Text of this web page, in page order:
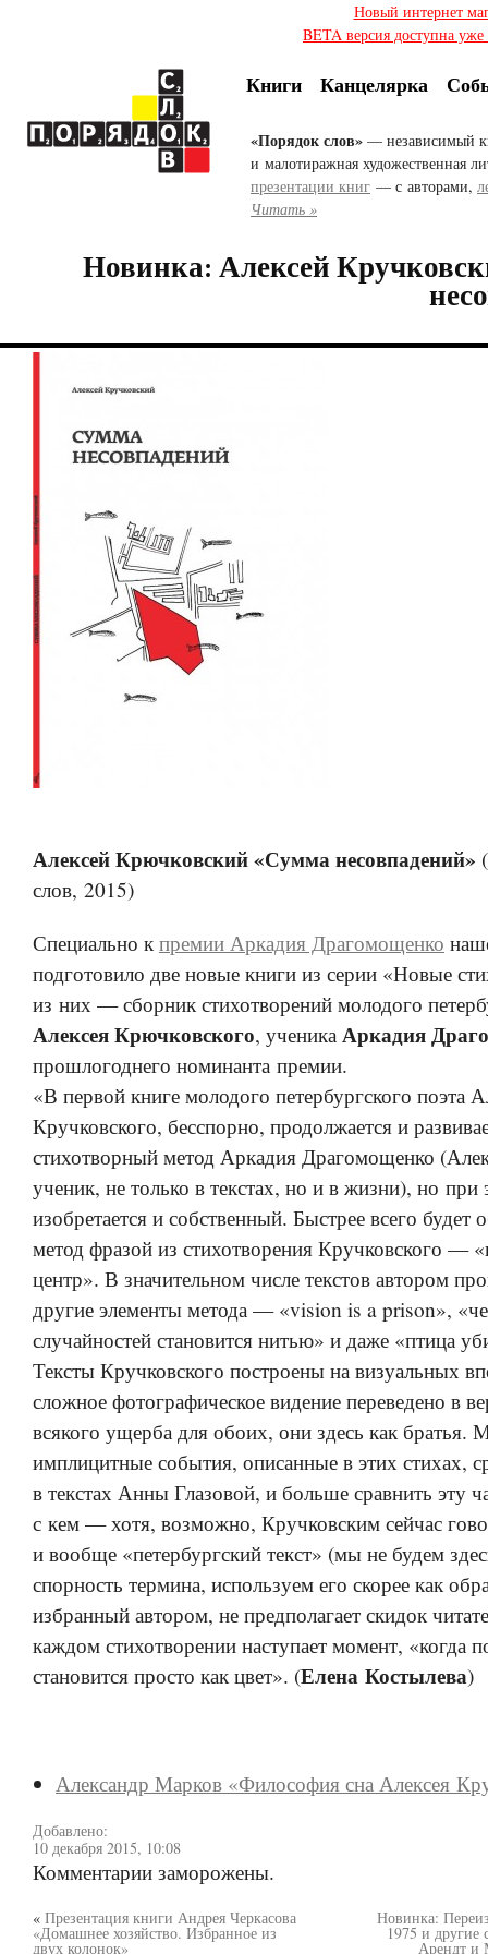
Новый интернет
BETA версия доступна
Книги Канцелярка
«Порядок слов» — независимый
и малотиражная художественная
презентации книг — с авторами,
Читать »
Новинка: Алексей
Алексей Крючковский «Сумма несовпадений»
слов, 2015)
Специально кпремии Аркадия Драгомощенко
подготовило две новые книги из серии «Новые
из них — сборник стихотворений молодого
Алексея Крючковского, ученика Аркадия
прошлогоднего номинанта премии.
«В первой книге молодого петербургского поэта
Кручковского, бесспорно, продолжается и
стихотворный метод Аркадия Драгомощенко
ученик, не только в текстах, но и в жизни), но при
изобретается и собственный. Быстрее всего будет
метод фразой из стихотворения Кручковского —
центр». В значительном числе текстов автором
другие элементы метода — «vision is a prison»,
случайностей становится нитью» и даже «птица
Тексты Кручковского построены на визуальных
сложное фотографическое видение переведено в
всякого ущерба для обоих, они здесь как братья.
имплицитные события, описанные в этих стихах,
в текстах Анны Глазовой, и больше сравнить эту
с кем — хотя, возможно, Кручковским сейчас
и вообще «петербургский текст» (мы не будем
спорность термина, используем его скорее как
избранный автором, не предполагает скидок
каждом стихотворении наступает момент, «когда
становится просто как цвет». (Елена Костылева)
Александр Марков «Философия сна Алексея
Добавлено:
10 декабря 2015, 10:08
Комментарии заморожены.
« Презентация книги Андрея Черкасова
«Домашнее хозяйство. Избранное из
двух колонок»
Новинка:
1975 и другие
Арендт и